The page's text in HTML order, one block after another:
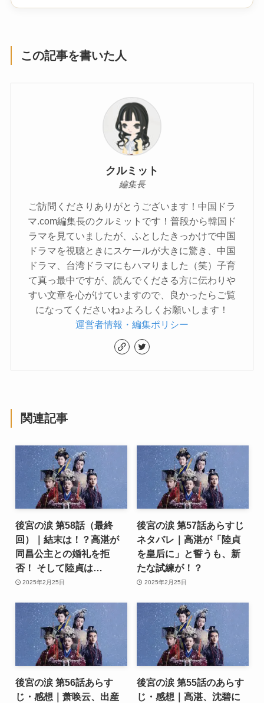
この記事を書いた人
クルミット
編集長
ご訪問くださりありがとうございます！中国ドラ
マ.com編集長のクルミットです！普段から韓国ド
ラマを見ていましたが、ふとしたきっかけで中国
ドラマを視聴ときにスケールが大きに驚き、中国
ドラマ、台湾ドラマにもハマりました（笑）子育
て真っ最中ですが、読んでくださる方に伝わりや
すい文章を心がけていますので、良かったらご覧
になってくださいね♪よろしくお願いします！
運営者情報・編集ポリシー
関連記事
後宮の涙 第58話（最終
回）｜結末は！？高湛が
同昌公主との婚礼を拒
否！ そして陸貞は…
2025年2月25日
後宮の涙 第57話あらすじ
ネタバレ｜高湛が「陸貞
を皇后に」と誓うも、新
たな試練が！？
2025年2月25日
後宮の涙 第56話あらす
じ・感想｜萧唤云、出産
後宮の涙 第55話のあらす
じ・感想｜高湛、沈碧に